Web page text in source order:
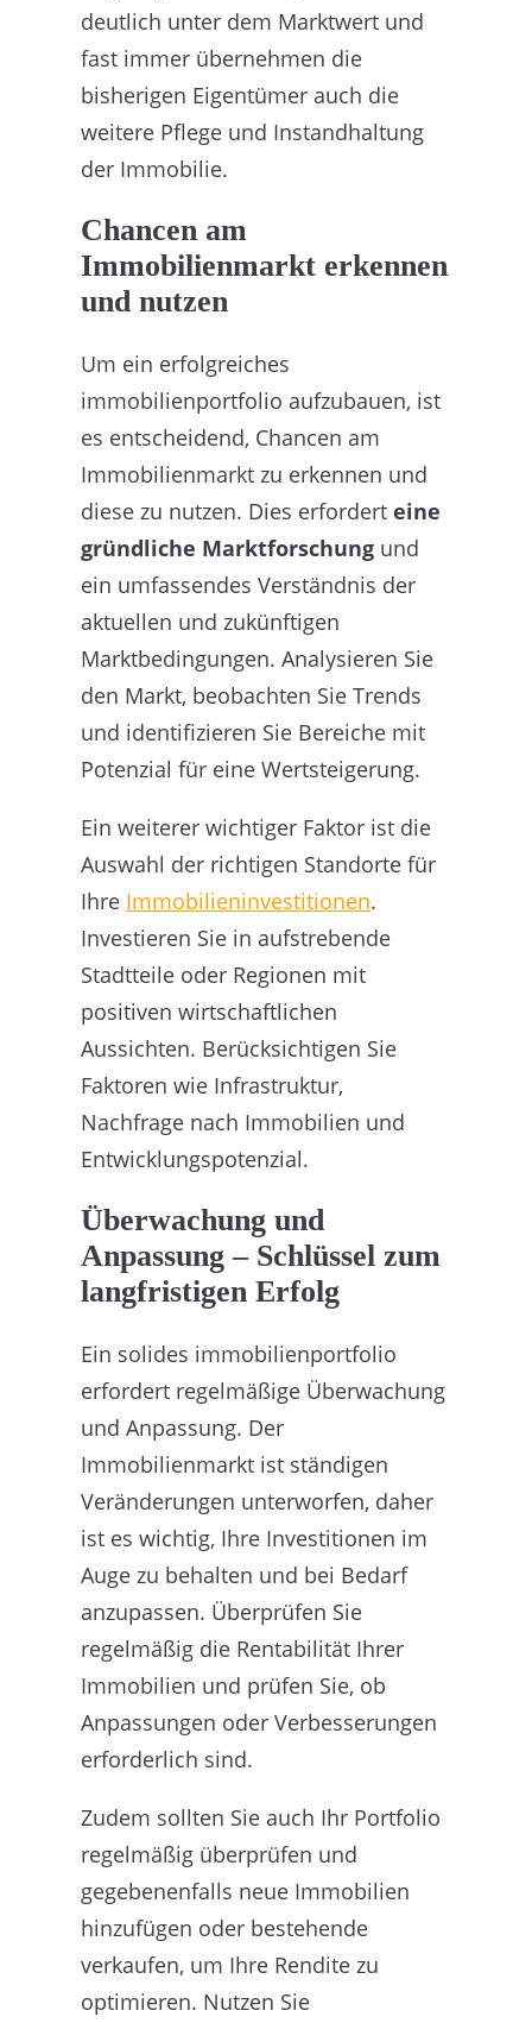
deutlich unter dem Marktwert und
fast immer übernehmen die
bisherigen Eigentümer auch die
weitere Pflege und Instandhaltung
der Immobilie.
Chancen am
Immobilienmarkt erkennen
und nutzen
Um ein erfolgreiches
immobilienportfolio aufzubauen, ist
es entscheidend, Chancen am
Immobilienmarkt zu erkennen und
diese zu nutzen. Dies erfordert eine
gründliche Marktforschung und
ein umfassendes Verständnis der
aktuellen und zukünftigen
Marktbedingungen. Analysieren Sie
den Markt, beobachten Sie Trends
und identifizieren Sie Bereiche mit
Potenzial für eine Wertsteigerung.
Ein weiterer wichtiger Faktor ist die
Auswahl der richtigen Standorte für
Ihre Immobilieninvestitionen.
Investieren Sie in aufstrebende
Stadtteile oder Regionen mit
positiven wirtschaftlichen
Aussichten. Berücksichtigen Sie
Faktoren wie Infrastruktur,
Nachfrage nach Immobilien und
Entwicklungspotenzial.
Überwachung und
Anpassung – Schlüssel zum
langfristigen Erfolg
Ein solides immobilienportfolio
erfordert regelmäßige Überwachung
und Anpassung. Der
Immobilienmarkt ist ständigen
Veränderungen unterworfen, daher
ist es wichtig, Ihre Investitionen im
Auge zu behalten und bei Bedarf
anzupassen. Überprüfen Sie
regelmäßig die Rentabilität Ihrer
Immobilien und prüfen Sie, ob
Anpassungen oder Verbesserungen
erforderlich sind.
Zudem sollten Sie auch Ihr Portfolio
regelmäßig überprüfen und
gegebenenfalls neue Immobilien
hinzufügen oder bestehende
verkaufen, um Ihre Rendite zu
optimieren. Nutzen Sie